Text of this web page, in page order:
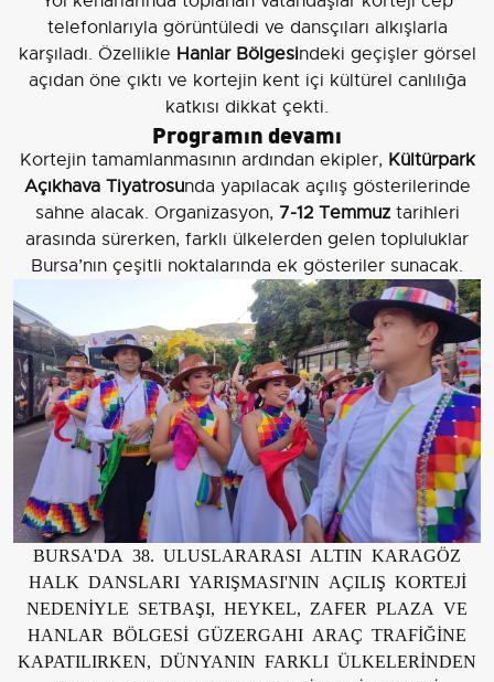
telefonlarıyla görüntüledi ve dansçıları alkışlarla
karşıladı. Özellikle Hanlar Bölgesindeki geçişler görsel
açıdan öne çıktı ve kortejin kent içi kültürel canlılığa
katkısı dikkat çekti.
Programın devamı
Kortejin tamamlanmasının ardından ekipler, Kültürpark
Açıkhava Tiyatrosunda yapılacak açılış gösterilerinde
sahne alacak. Organizasyon, 7-12 Temmuztarihleri
arasında sürerken, farklı ülkelerden gelen topluluklar
Bursa’nın çeşitli noktalarında ek gösteriler sunacak.
BURSA'DA 38. ULUSLARARASI ALTIN KARAGÖZ
HALK DANSLARI YARIŞMASI'NIN AÇILIŞ KORTEJİ
NEDENİYLE SETBAŞI, HEYKEL, ZAFER PLAZA VE
HANLAR BÖLGESİ GÜZERGAHI ARAÇ TRAFİĞİNE
KAPATILIRKEN, DÜNYANIN FARKLI ÜLKELERİNDEN